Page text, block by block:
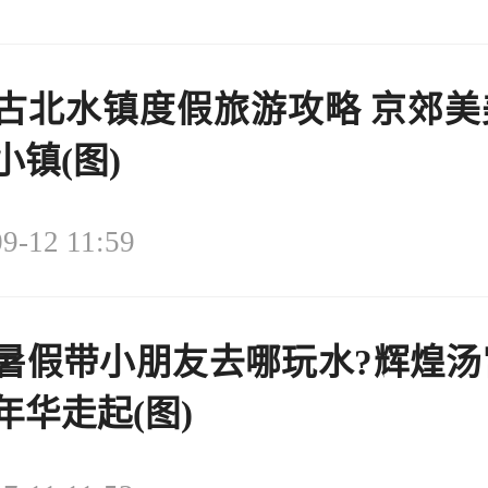
北水镇度假旅游攻略 京郊
镇(图)
12 11:59
假带小朋友去哪玩水?辉煌
华走起(图)